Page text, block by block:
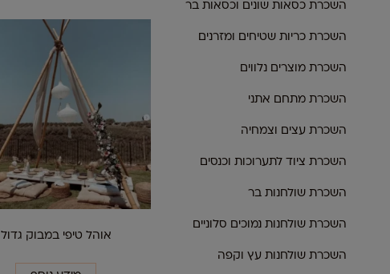
השכרת כסאות שונים וכסאות בר
השכרת כריות שטיחים ומזרנים
השכרת מוצרים נלווים
השכרת מתחם אתני
השכרת עצים וצמחיה
השכרת ציוד לתערוכות וכנסים
השכרת שולחנות בר
השכרת שולחנות נמוכים סלוניים
השכרת שולחנות עץ וקפה
אוהל טיפי במבוק גדול